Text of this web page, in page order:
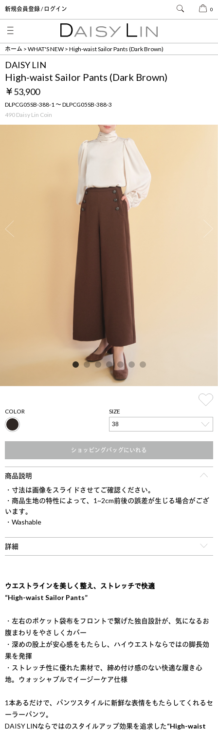
新規会員登録 / ログイン 0
ホーム WHAT'S NEW High-waist Sailor Pants (Dark Brown)
DAISY LIN
High-waist Sailor Pants (Dark Brown)
￥53,900
DLPCG05SB-388-1 ～ DLPCG05SB-388-3
490 Daisy Lin Coin
SIZE
COLOR
ショッピングバッグにいれる
商品説明
・寸法は画像をスライドさせてご確認ください。
・商品生地の特性によって、1~2cm前後の誤差が生じる場合がござ
います。
・Washable
詳細
ウエストラインを美しく整え、ストレッチで快適
“High-waist Sailor Pants”
・左右のポケット袋布をフロントで繋げた独自設計が、気になるお
腹まわりをやさしくカバー
・深めの股上が安心感をもたらし、ハイウエストならではの脚長効
果を発揮
・ストレッチ性に優れた素材で、締め付け感のない快適な履き心
地。ウォッシャブルでイージーケア仕様
1本あるだけで、パンツスタイルに新鮮な表情をもたらしてくれるセ
ーラーパンツ。
DAISY LINならではのスタイルアップ効果を追求した“High-waist